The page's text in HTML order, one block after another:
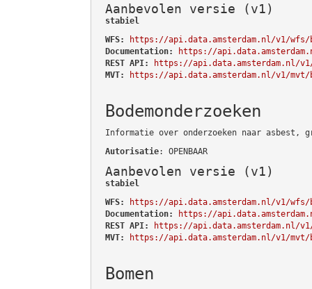
Aanbevolen versie (v1)
stabiel
WFS:
https://api.data.amsterdam.nl/v1/wfs/
Documentation:
https://
REST API:
https://api.data.amsterdam.nl/
MVT:
https://api.data.amsterdam.nl/v1/mvt/
Bodemonderzoeken
Informatie over onderzoeken naar asbest,
Autorisatie: OPENBAAR
Aanbevolen versie (v1)
stabiel
WFS:
https://api.data.amsterdam.nl/v1/wfs/
Documentation:
https://
REST API:
https://api.data.amsterdam.nl/v1/
MVT:
https://api.data.amsterdam.nl/v1/mvt/
Bomen